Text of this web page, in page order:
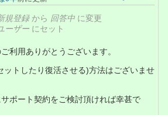
規登録から 回答中 に変更
ーザー にセット
利用ありがとうございます。
ットしたり復活させる)方法はございませ
ポート契約をご検討頂ければ幸甚で